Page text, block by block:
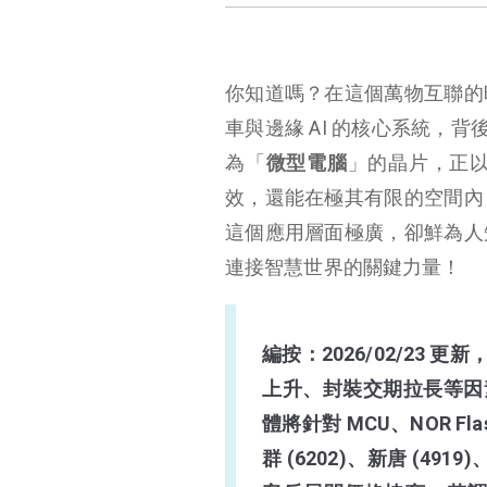
你知道嗎？在這個萬物互聯
車與邊緣 AI 的核心系統，背
為「 微型電腦 」的晶片，正
效，還能在極其有限的空間
這個應用層面極廣，卻鮮為
連接智慧世界的關鍵力量！
編按：2026/02/23 更新
上升、封裝交期拉長等
體將針對 MCU、NOR
群 (6202)、新唐 (4919)